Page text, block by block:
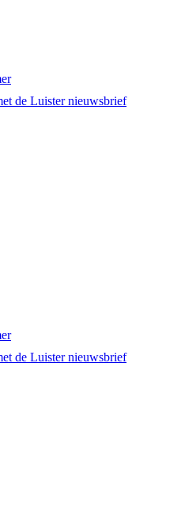
de Luister nieuwsbrief
de Luister nieuwsbrief